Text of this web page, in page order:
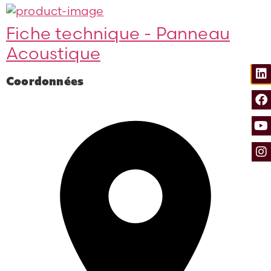
Fiche technique - Panneau
Acoustique
Coordonnées